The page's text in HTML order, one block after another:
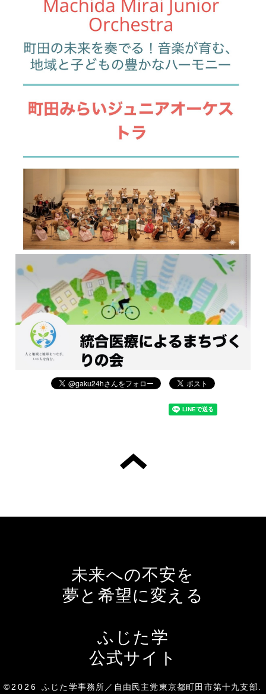
未来への不安を
夢と希望に変える
ふじた学
公式サイト
©2026ふじた学事務所／自由民主党東京都町田市第十九支部